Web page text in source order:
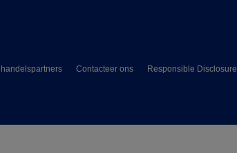
Contacteer ons
Responsible Disclosure